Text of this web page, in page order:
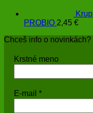
PROBIO 2,45 €
Chceš info o novinkách?
Krstné meno
E-mail *